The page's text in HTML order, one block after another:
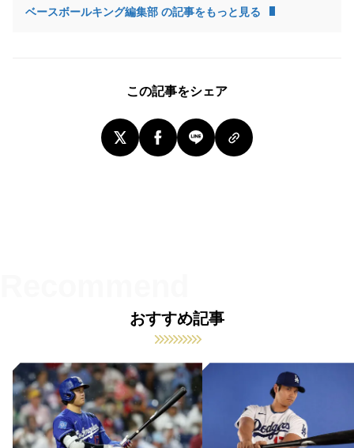
ベースボールキング編集部 の記事をもっと見る
この記事をシェア
おすすめ記事